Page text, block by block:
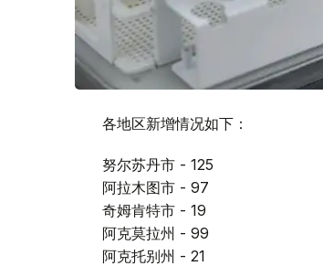
各地区新增情况如下：
努尔苏丹市 - 125
阿拉木图市 - 97
奇姆肯特市 - 19
阿克莫拉州 - 99
阿克托别州 - 21